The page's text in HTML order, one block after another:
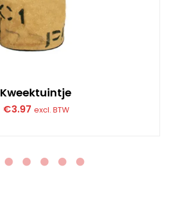
Kweektuintje
€3.97 excl. BTW